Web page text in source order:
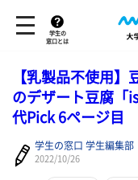
学生の
窓口とは
【乳製品不使用】
のデザート豆腐「
代Pick 6ページ目
学生の窓口 学生編集部
2022/10/26